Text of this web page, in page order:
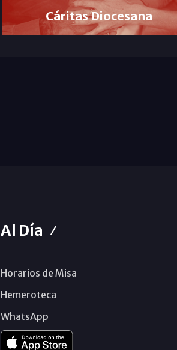
Cáritas Diocesana
Al Día
Horarios de Misa
Hemeroteca
WhatsApp